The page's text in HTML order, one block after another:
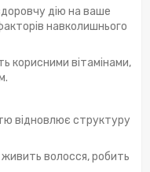
дію на ваше
навколишнього
корисними вітамінами,
відновлює структуру
живить волосся, робить